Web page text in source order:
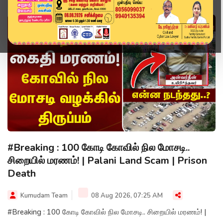
#Breaking : 100 கோடி கோவில் நில மோசடி..
சிறையில் மரணம்! | Palani Land Scam | Prison
Death
Kumudam Team 08 Aug 2026, 07:25 AM
#Breaking : 100 கோடி கோவில் நில மோசடி.. சிறையில் மரணம்! |